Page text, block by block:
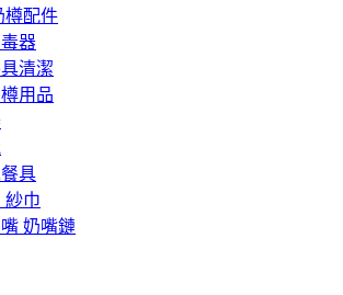
樽配件
器
清潔
用品
具
紗巾
奶嘴鏈